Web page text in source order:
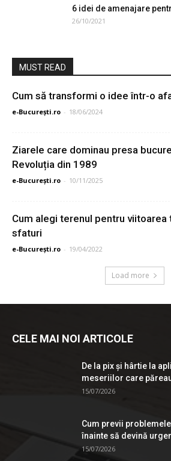
6 idei de amenajare
26/10/2021
MUST READ
Cum să transformi o idee într-o
e-București.ro - 18/06/2024
Ziarele care dominau presa
Revoluția din 1989
e-București.ro - 10/11/2025
Cum alegi terenul pentru viitoarea
sfaturi
e-București.ro - 19/04/2022
Load more
CELE MAI NOI ARTICOLE
De la pix şi hârtie la
meseriilor care
15/07/2026
Cum previi
înainte să devină
15/07/2026